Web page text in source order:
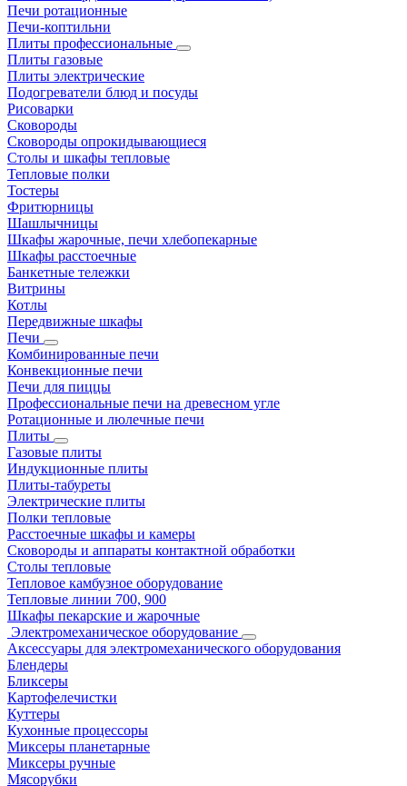
Печи ротационные
Печи-коптильни
Плиты профессиональные
Плиты газовые
Плиты электрические
Подогреватели блюд и посуды
Рисоварки
Сковороды
Сковороды опрокидывающиеся
Столы и шкафы тепловые
Тепловые полки
Тостеры
Фритюрницы
Шашлычницы
Шкафы жарочные, печи хлебопекарные
Шкафы расстоечные
Банкетные тележки
Витрины
Котлы
Передвижные шкафы
Печи
Комбинированные печи
Конвекционные печи
Печи для пиццы
Профессиональные печи на древесном угле
Ротационные и люлечные печи
Плиты
Газовые плиты
Индукционные плиты
Плиты-табуреты
Электрические плиты
Полки тепловые
Расстоечные шкафы и камеры
Сковороды и аппараты контактной обработки
Столы тепловые
Тепловое камбузное оборудование
Тепловые линии 700, 900
Шкафы пекарские и жарочные
Электромеханическое оборудование
Аксессуары для электромеханического оборудования
Блендеры
Бликсеры
Картофелечистки
Куттеры
Кухонные процессоры
Миксеры планетарные
Миксеры ручные
Мясорубки